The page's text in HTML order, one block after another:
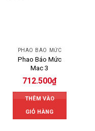
PHAO BÁO MỨC
Phao Báo Mức
Mac 3
712.500₫
THÊM VÀO
GIỎ HÀNG